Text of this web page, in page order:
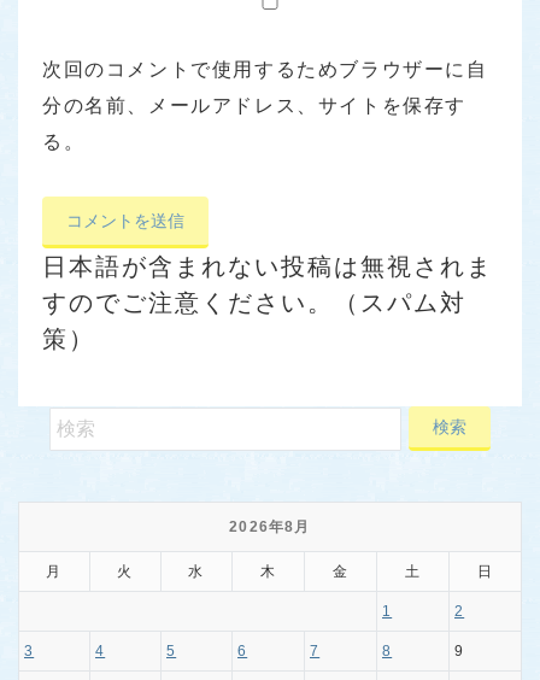
次回のコメントで使用するためブラウザーに自
分の名前、メールアドレス、サイトを保存す
る。
日本語が含まれない投稿は無視されま
すのでご注意ください。（スパム対
策）
2026年8月
月 火 水 木 金 土 日
1 2
3 4 5 6 7 8 9